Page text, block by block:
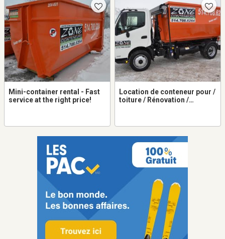
Mini-container rental - Fast
service at the right price!
Location de conteneur pour /
toiture / Rénovation /